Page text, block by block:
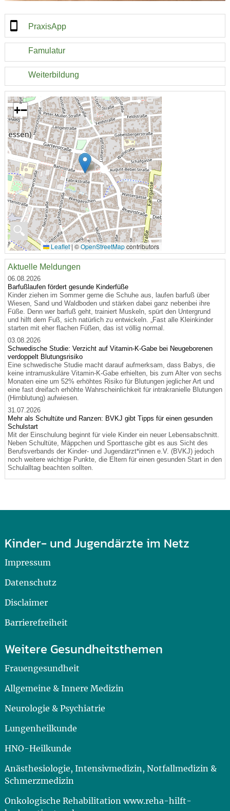
PraxisApp
Famulatur
Weiterbildung
🔍
+−
Leaflet|©OpenStreetMapcontributors
Aktuelle Meldungen
06.08.2026
Barfußlaufen fördert gesunde Kinderfüße
Kinder ziehen im Sommer gerne die Schuhe aus, laufen barfuß über
Wiesen, Sand und Waldboden und stärken dabei ganz nebenbei ihre
Füße. Denn wer barfuß geht, trainiert Muskeln, spürt den Untergrund
und hilft dem Fuß, sich natürlich zu entwickeln. „Fast alle Kleinkinder
starten mit eher flachen Füßen, das ist völlig normal.
03.08.2026
Schwedische Studie: Verzicht auf Vitamin-K-Gabe bei Neugeborenen
verdoppelt Blutungsrisiko
Eine schwedische Studie macht darauf aufmerksam, dass Babys, die
keine intramuskuläre Vitamin-K-Gabe erhielten, bis zum Alter von sechs
Monaten eine um 52% erhöhtes Risiko für Blutungen jeglicher Art und
eine fast dreifach erhöhte Wahrscheinlichkeit für intrakranielle Blutungen
(Hirnblutung) aufwiesen.
31.07.2026
Mehr als Schultüte und Ranzen: BVKJ gibt Tipps für einen gesunden
Schulstart
Mit der Einschulung beginnt für viele Kinder ein neuer Lebensabschnitt.
Neben Schultüte, Mäppchen und Sporttasche gibt es aus Sicht des
Berufsverbands der Kinder- und Jugendärzt*innen e.V. (BVKJ) jedoch
noch weitere wichtige Punkte, die Eltern für einen gesunden Start in den
Schulalltag beachten sollten.
Kinder- und Jugendärzte im Netz
Impressum
Datenschutz
Disclaimer
Barrierefreiheit
Weitere Gesundheitsthemen
Frauengesundheit
Allgemeine & Innere Medizin
Neurologie & Psychiatrie
Lungenheilkunde
HNO-Heilkunde
Anästhesiologie, Intensivmedizin, Notfallmedizin &
Schmerzmedizin
Onkologische Rehabilitation www.reha-hilft-